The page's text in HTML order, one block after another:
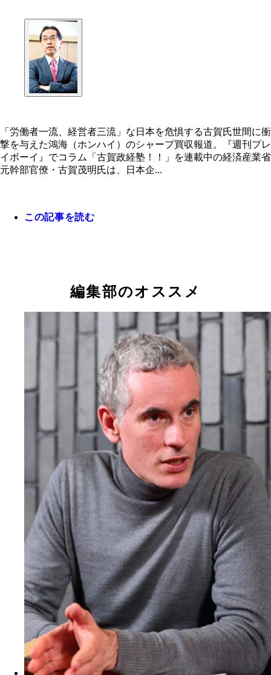
「労働者一流、経営者三流」な日本を危惧する古
「労働者一流、経営者三流」な日本を危惧する古賀氏世間に衝
撃を与えた鴻海（ホンハイ）のシャープ買収報道。『週刊プレ
イボーイ』でコラム「古賀政経塾！！」を連載中の経済産業省
元幹部官僚・古賀茂明氏は、日本企...
この記事を読む
編集部のオススメ